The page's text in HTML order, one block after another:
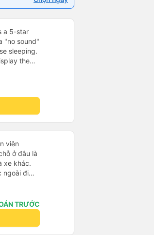
a 5-star
"no sound"
sleeping.
the
I
việc giữ im
làm
viên
ở đâu là
xe khác.
ngoài đi
TRƯỚC